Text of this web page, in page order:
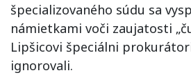
špecializovaného súdu sa
námietkami voči zaujatosti
Lipšicovi špeciálni
ignorovali.